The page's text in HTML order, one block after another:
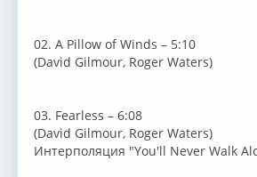
02. A Pillow of Winds – 5:10
(David Gilmour, Roger Waters)
03. Fearless – 6:08
(David Gilmour, Roger Waters)
Интерполяция "You'll Never Walk